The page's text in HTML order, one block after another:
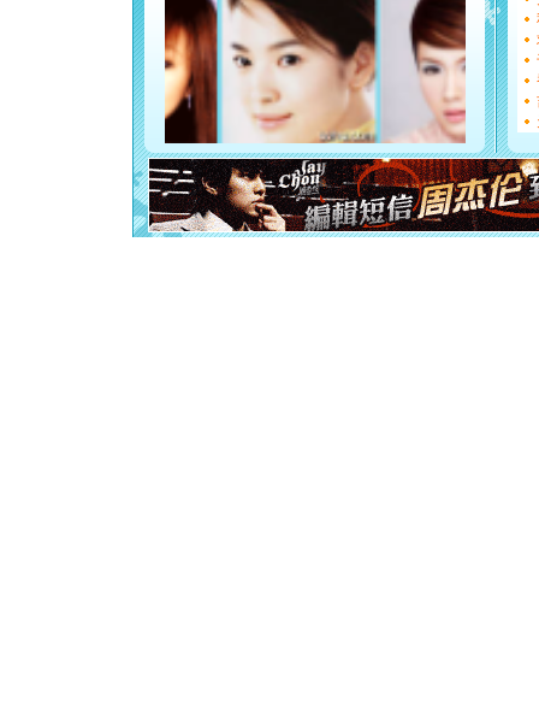
能正大
都要快乐
[圣诞节]
如意,快
[元旦]
断电。
你是我
[元旦]如
起；二是
离。水晶
[元旦]当
泣，这痛